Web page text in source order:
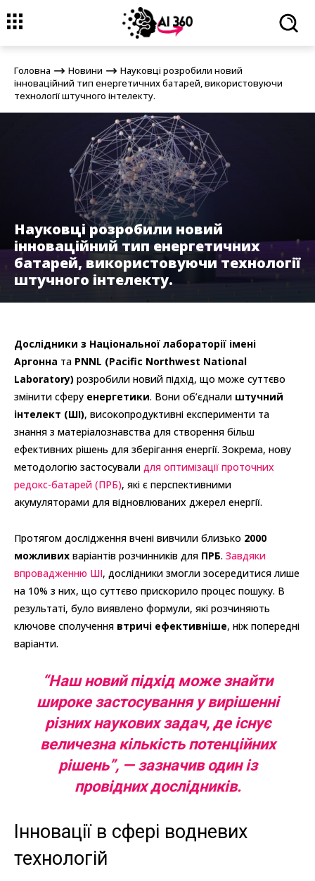
Головна
Науковці розробили новий інноваційний тип
енергетичних батарей, використовуючи технології штучного інтелекту.
Головна Новини
Науковці розробили новий
інноваційний тип енергетичних батарей, використовуючи
технології штучного інтелекту.
Науковці розробили новий
інноваційний тип енергетичних
батарей, використовуючи технології
штучного інтелекту.
Дослідники з Національної лабораторії імені
Аргонна та PNNL (Pacific Northwest National
Laboratory) розробили новий підхід, що може суттєво
змінити сферу енергетики. Вони об’єднали штучний
інтелект (ШІ), високопродуктивні експерименти та
знання з матеріалознавства для створення більш
ефективних рішень для зберігання енергії. Зокрема, нову
методологію застосували для оптимізації проточних
редокс-батарей (ПРБ), які є перспективними
акумуляторами для відновлюваних джерел енергії.
Протягом дослідження вчені вивчили близько 2000
можливих варіантів розчинників для ПРБ. Завдяки
впровадженню ШІ, дослідники змогли зосередитися лише
на 10% з них, що суттєво прискорило процес пошуку. В
результаті, було виявлено формули, які розчиняють
ключове сполучення втричі ефективніше, ніж попередні
варіанти.
“Наш новий підхід може знайти
широке застосування у вирішенні
різних наукових задач, де існує
величезна кількість потенційних
рішень”, — зазначив один із
провідних дослідників.
Інновації в сфері водневих
технологій